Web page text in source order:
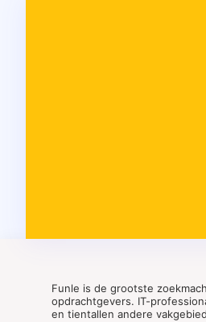
Funle is de grootste
opdrachtgevers. IT-
en tientallen andere